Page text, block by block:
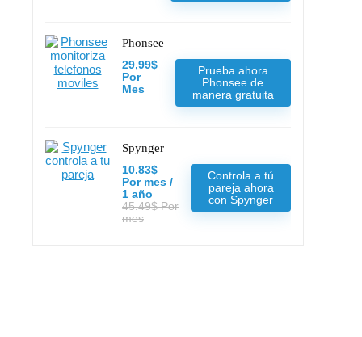
Phonsee
29,99$
Por
Mes
Prueba ahora
Phonsee de
manera gratuita
Spynger
10.83$
Por mes /
1 año
45.49$ Por
mes
Controla a tú
pareja ahora
con Spynger